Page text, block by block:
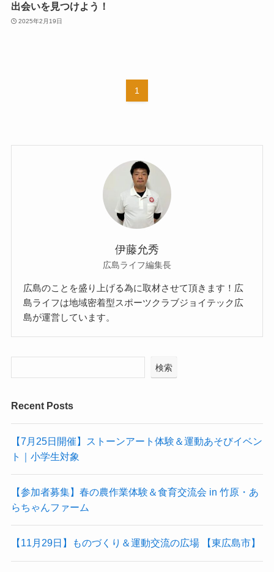
出会いを見つけよう！
2025年2月19日
1
伊藤允秀
広島ライフ編集長
広島のことを盛り上げる為に取材させて頂きます！広
島ライフは地域密着型スポーツクラブジョイテック広
島が運営しています。
検索
Recent Posts
【7月25日開催】ストーンアート体験＆運動あそびイベン
ト｜小学生対象
【参加者募集】春の農作業体験＆食育交流会 in 竹原・あ
らちゃんファーム
【11月29日】ものづくり＆運動交流の広場 【東広島市】